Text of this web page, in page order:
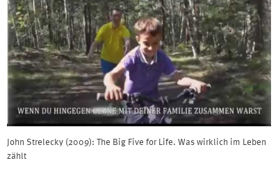
John Strelecky (2009): The Big Five for Life. Was wirklich im Leben
zählt